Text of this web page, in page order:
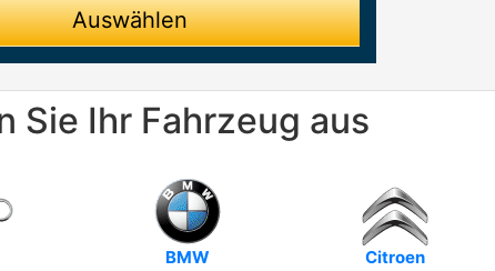
Auswählen
Sie Ihr Fahrzeug aus
BMW Citroen